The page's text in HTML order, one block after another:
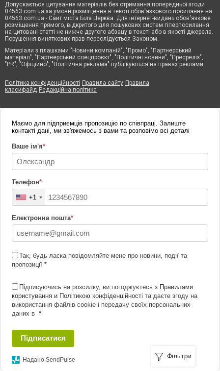
Фільтри
Допускається цитування матеріалів без отримання попередньої згоди
04563.com.ua за умови розміщення в тексті обов'язкового посилання на
04563.com.ua - Сайт міста Біла Церква. Для інтернет-видань обов'язкове
розміщення прямого, відкритого для пошукових систем гіперпосилання
на цитовані статті не нижче другого абзацу в тексті або в якості джерела.
Порушення виняткових прав переслідується Законом.
Матеріали з плашками "Новини компаній", "Промо", "Партнерський
матеріал", "Партнерський спецпроєкт", "Політичні новини", "Пресреліз",
"PR", "Офіційно", "Політична реклама" публікуються на правах реклами.
Політика конфіденційності Правила сайту Правила
класифайд Редакційна політика
Маємо для підприємців пропозицію по співпраці. Залиште
контакті дані, ми зв'яжемось з вами та розповімо всі деталі
Ваше ім'я*
Телефон*
+1
Електронна пошта*
Так, будь ласка повідомляйте мене про новини, події та
пропозиції *
Підписуючись на розсилку, ви погоджуєтесь з Правилами
користування и Політикою конфіденційності та даєте згоду на
використання файлів cookie і передачу своїх персональних
даних в *
Підписатися
Надано SendPulse